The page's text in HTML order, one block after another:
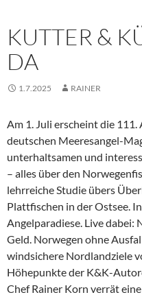
KUTTER &
DA
1.7.2025 RAINER
Am 1. Juli erscheint die
deutschen Meeresangel-
unterhaltsamen und
– alles über den
lehrreiche Studie übers
Plattfischen in der Ostsee.
Angelparadiese. Live dabei:
Geld. Norwegen ohne
windsichere Nordlandziele
Höhepunkte der K&K-
Chef Rainer Korn verrät